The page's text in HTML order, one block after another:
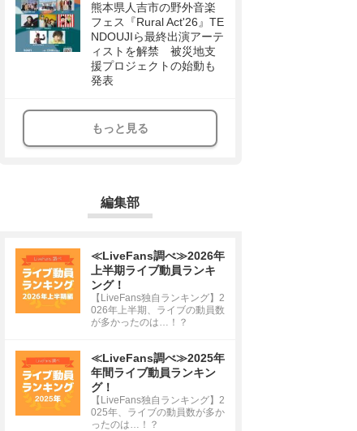
熊本県人吉市の野外音楽
フェス『Rural Act'26』TE
NDOUJIら最終出演アーテ
ィストを解禁 被災地支
援プロジェクトの始動も
発表
もっと見る
編集部
≪LiveFans調べ≫2026年
上半期ライブ動員ランキ
ング！
【LiveFans独自ランキング】2
026年上半期、ライブの動員数
が多かったのは…！？
≪LiveFans調べ≫2025年
年間ライブ動員ランキン
グ！
【LiveFans独自ランキング】2
025年、ライブの動員数が多か
ったのは…！？